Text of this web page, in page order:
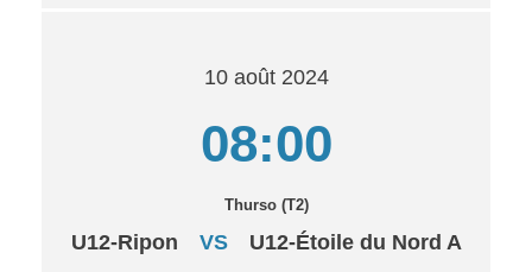
10 août 2024
08:00
Thurso (T2)
U12-Ripon VS U12-Étoile du Nord A